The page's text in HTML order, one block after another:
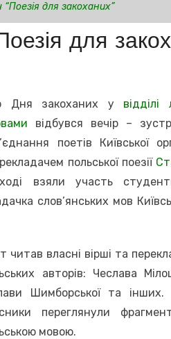
“Поезія для закоханих”
для
Дня закоханих у
відбувся вечір –
поетів Київської
польської поезії
взяли участь
слов’янських мов
читав власні вірші та
авторів: Чеслава
Шимборської та
переглянули
мовою.